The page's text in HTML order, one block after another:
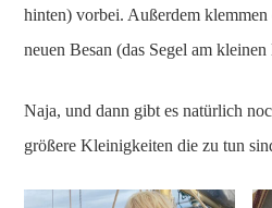
hinten) vorbei. Außerdem
neuen Besan (das Segel am
Naja, und dann gibt es natürlich
größere Kleinigkeiten die zu tun